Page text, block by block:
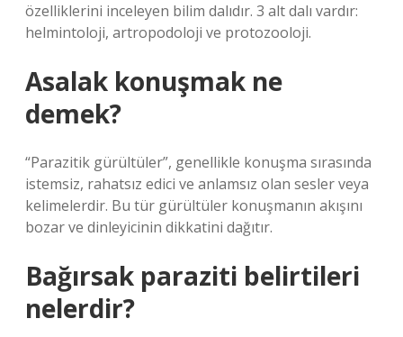
özelliklerini inceleyen bilim dalıdır. 3 alt dalı vardır:
helmintoloji, artropodoloji ve protozooloji.
Asalak konuşmak ne
demek?
“Parazitik gürültüler”, genellikle konuşma sırasında
istemsiz, rahatsız edici ve anlamsız olan sesler veya
kelimelerdir. Bu tür gürültüler konuşmanın akışını
bozar ve dinleyicinin dikkatini dağıtır.
Bağırsak paraziti belirtileri
nelerdir?